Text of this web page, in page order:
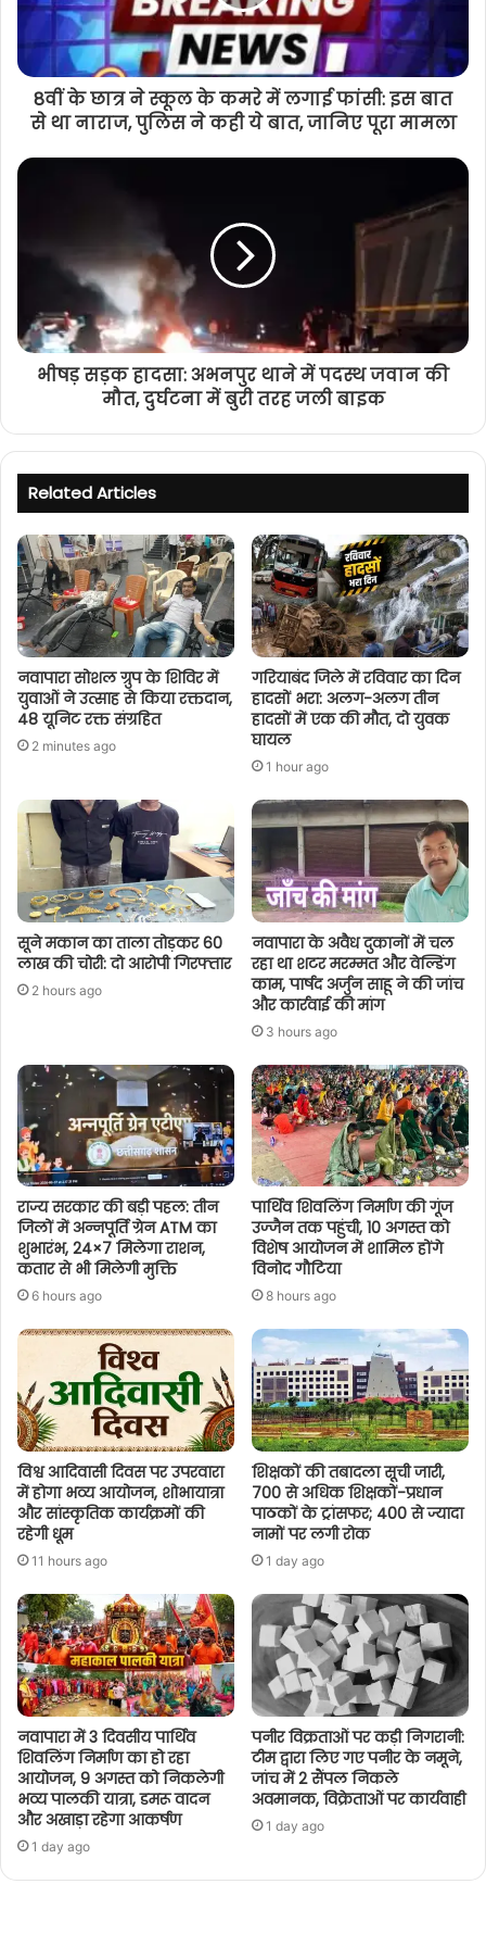
8वीं के छात्र ने स्कूल के कमरे में लगाई फांसी: इस बात
से था नाराज, पुलिस ने कही ये बात, जानिए पूरा मामला
भीषड़ सड़क हादसा: अभनपुर थाने में पदस्थ जवान की
मौत, दुर्घटना में बुरी तरह जली बाइक
Related Articles
नवापारा सोशल ग्रुप के शिविर में
युवाओं ने उत्साह से किया रक्तदान,
48 यूनिट रक्त संग्रहित
2 minutes ago
गरियाबंद जिले में रविवार का दिन
हादसों भरा: अलग-अलग तीन
हादसों में एक की मौत, दो युवक
घायल
1 hour ago
सूने मकान का ताला तोड़कर 60
लाख की चोरी: दो आरोपी गिरफ्तार
2 hours ago
नवापारा के अवैध दुकानों में चल
रहा था शटर मरम्मत और वेल्डिंग
काम, पार्षद अर्जुन साहू ने की जांच
और कार्रवाई की मांग
3 hours ago
राज्य सरकार की बड़ी पहल: तीन
जिलों में अन्नपूर्ति ग्रेन ATM का
शुभारंभ, 24×7 मिलेगा राशन,
कतार से भी मिलेगी मुक्ति
6 hours ago
पार्थिव शिवलिंग निर्माण की गूंज
उज्जैन तक पहुंची, 10 अगस्त को
विशेष आयोजन में शामिल होंगे
विनोद गौटिया
8 hours ago
विश्व आदिवासी दिवस पर उपरवारा
में होगा भव्य आयोजन, शोभायात्रा
और सांस्कृतिक कार्यक्रमों की
रहेगी धूम
11 hours ago
शिक्षकों की तबादला सूची जारी,
700 से अधिक शिक्षकों-प्रधान
पाठकों के ट्रांसफर; 400 से ज्यादा
नामों पर लगी रोक
1 day ago
नवापारा में 3 दिवसीय पार्थिव
शिवलिंग निर्माण का हो रहा
आयोजन, 9 अगस्त को निकलेगी
भव्य पालकी यात्रा, डमरू वादन
और अखाड़ा रहेगा आकर्षण
1 day ago
पनीर विक्रताओं पर कड़ी निगरानी:
टीम द्वारा लिए गए पनीर के नमूने,
जांच में 2 सैंपल निकले
अवमानक, विक्रेताओं पर कार्यवाही
1 day ago